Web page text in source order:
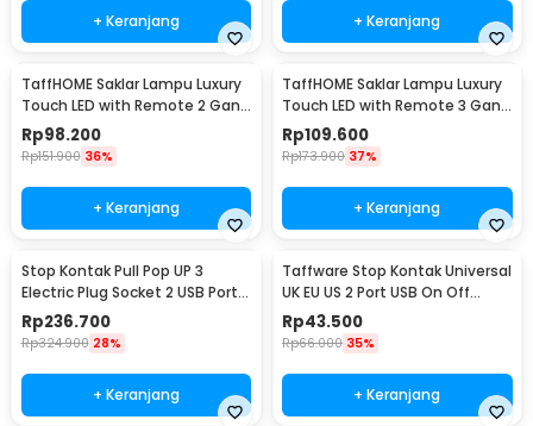
+ Keranjang + Keranjang
TaffHOME Saklar Lampu Luxury
Touch LED with Remote 2 Gang
- XJG-DH001
Rp98.200
Rp151.900 36%
+ Keranjang
TaffHOME Saklar Lampu Luxury
Touch LED with Remote 3 Gang
- XJG-DH001
Rp109.600
Rp173.900 37%
+ Keranjang
Stop Kontak Pull Pop UP 3
Electric Plug Socket 2 USB Port
EU - PDU
Rp236.700
Rp324.900 28%
+ Keranjang
Taffware Stop Kontak Universal
UK EU US 2 Port USB On Off
Switch - LC-20
Rp43.500
Rp66.000 35%
+ Keranjang